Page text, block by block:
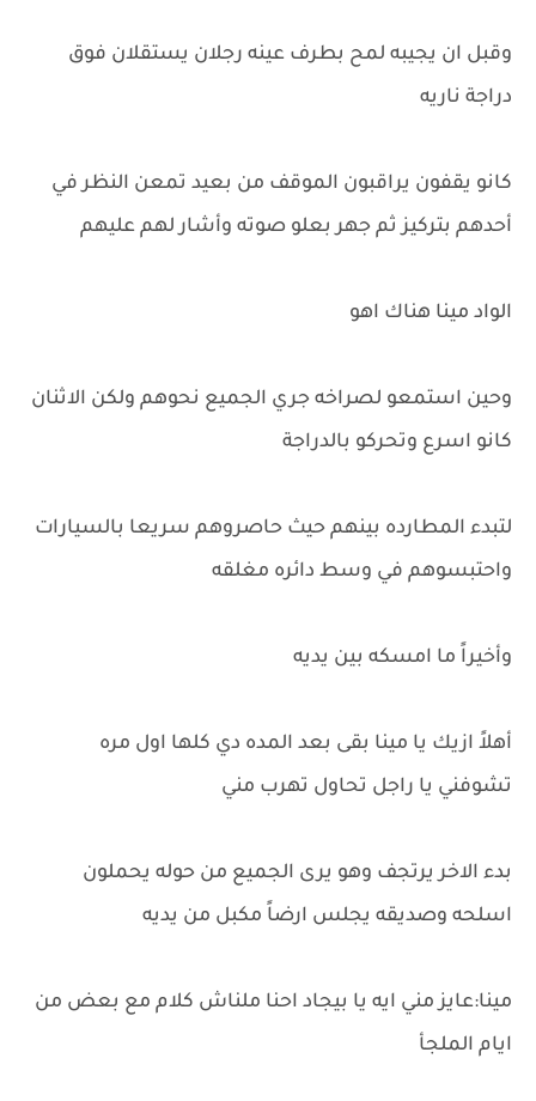
وقبل ان يجيبه لمح بطرف عينه رجلان يستقلان فوق
دراجة ناريه
كانو يقفون يراقبون الموقف من بعيد تمعن النظر في
أحدهم بتركيز ثم جهر بعلو صوته وأشار لهم عليهم
الواد مينا هناك اهو
وحين استمعو لصراخه جري الجميع نحوهم ولكن الاثنان
كانو اسرع وتحركو بالدراجة
لتبدء المطارده بينهم حيث حاصروهم سريعا بالسيارات
واحتبسوهم في وسط دائره مغلقه
وأخيراً ما امسكه بين يديه
أهلاً ازيك يا مينا بقى بعد المده دي كلها اول مره
تشوفني يا راجل تحاول تهرب مني
بدء الاخر يرتجف وهو يرى الجميع من حوله يحملون
اسلحه وصديقه يجلس ارضاً مكبل من يديه
مينا:عايز مني ايه يا بيجاد احنا ملناش كلام مع بعض من
ايام الملجأ